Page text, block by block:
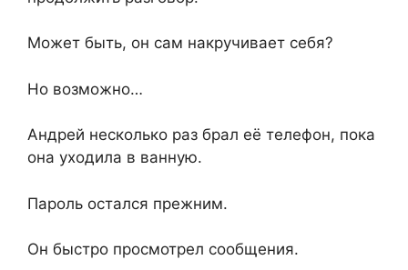
Может быть, он сам накручивает себя?
Но возможно…
Андрей несколько раз брал её телефон, пока
она уходила в ванную.
Пароль остался прежним.
Он быстро просмотрел сообщения.